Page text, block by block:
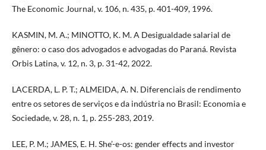
The Economic Journal, v. 106, n. 435, p. 401-409, 1996.
KASMIN, M. A.; MINOTTO, K. M. A Desigualdade salarial de
gênero: o caso dos advogados e advogadas do Paraná. Revista
Orbis Latina, v. 12, n. 3, p. 31-42, 2022.
LACERDA, L. P. T.; ALMEIDA, A. N. Diferenciais de rendimento
entre os setores de serviços e da indústria no Brasil: Economia e
Sociedade, v. 28, n. 1, p. 255-283, 2019.
LEE, P. M.; JAMES, E. H. She’-e-os: gender effects and investor